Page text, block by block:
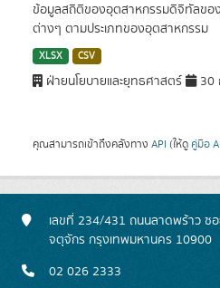
ข้อมูลสถิติของอุตสาหกรรมดิจิทัลของ
ต่างๆ ตามประเภทของอุตสาหกรรม
XLSX CSV
ฝ่ายนโยบายและยุทธศาสตร์ 30
คุณสามารถเข้าถึงคลังทาง API (ให้ดู คู่มือ
เลขที่ 234/431 ถนนลาดพร้าว ซ
จตุจักร กรุงเทพมหานคร 10900
02 026 2333